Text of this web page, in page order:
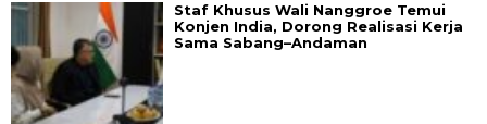
Staf Khusus Wali Nanggroe Temui
Konjen India, Dorong Realisasi Kerja
Sama Sabang–Andaman